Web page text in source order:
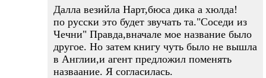
Далла везийла Нарт,бюса дика а хюлда!
по русски это будет звучать та."Соседи из
Чечни" Правда,вначале мое название было
другое. Но затем книгу чуть было не вышла
в Англии,и агент предложил поменять
назваание. Я согласилась.